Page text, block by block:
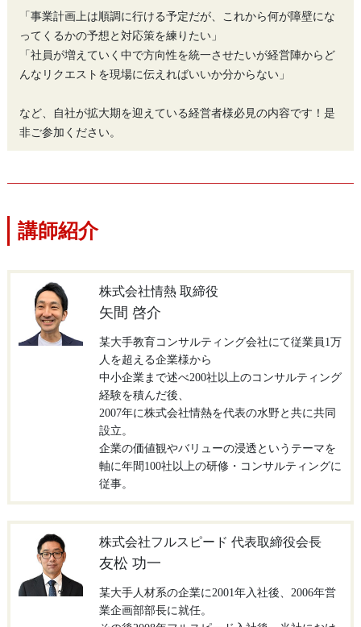
「事業計画上は順調に行ける予定だが、これから何が障壁にな
ってくるかの予想と対応策を練りたい」
「社員が増えていく中で方向性を統一させたいが経営陣からど
んなリクエストを現場に伝えればいいか分からない」
など、自社が拡大期を迎えている経営者様必見の内容です！是
非ご参加ください。
講師紹介
株式会社情熱 取締役
矢間 啓介
某大手教育コンサルティング会社にて従業員1万
人を超える企業様から
中小企業まで述べ200社以上のコンサルティング
経験を積んだ後、
2007年に株式会社情熱を代表の水野と共に共同
設立。
企業の価値観やバリューの浸透というテーマを
軸に年間100社以上の研修・コンサルティングに
従事。
株式会社フルスピード 代表取締役会長
友松 功一
某大手人材系の企業に2001年入社後、2006年営
業企画部部長に就任。